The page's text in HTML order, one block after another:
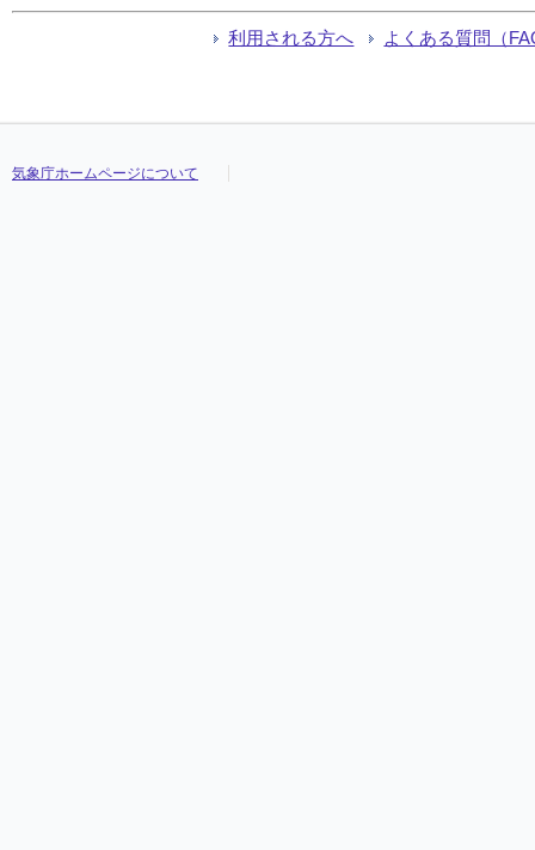
利用される方へ よくある質問（
気象庁ホームページについて